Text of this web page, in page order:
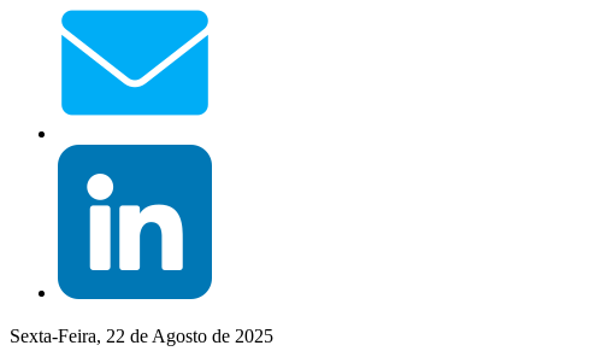
Sexta-Feira, 22 de Agosto de 2025